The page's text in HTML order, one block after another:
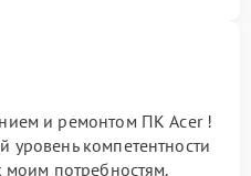
и ремонтом ПК Acer !
уровень компетентности
моим потребностям.